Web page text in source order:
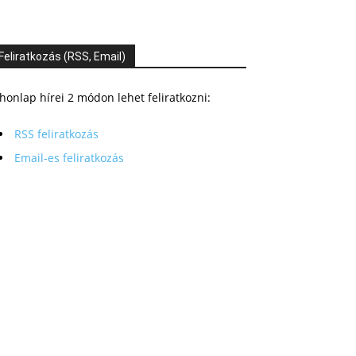
(RSS, Email)
hírei 2 módon lehet feliratkozni:
RSS feliratkozás
Email-es feliratkozás